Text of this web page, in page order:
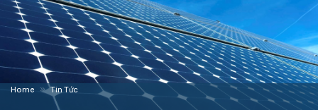
Home » Tin Tức